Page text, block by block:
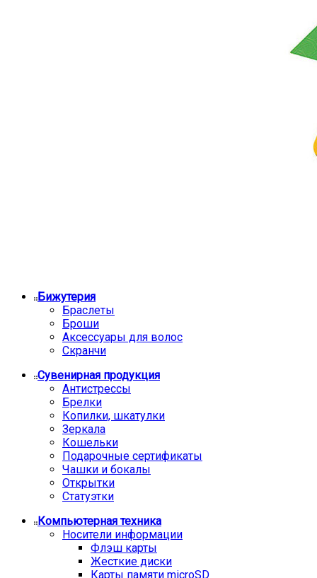
Бижутерия
Браслеты
Броши
Аксессуары для волос
Скранчи
Сувенирная продукция
Антистрессы
Брелки
Копилки, шкатулки
Зеркала
Кошельки
Подарочные сертификаты
Чашки и бокалы
Открытки
Статуэтки
Компьютерная техника
Носители информации
Флэш карты
Жесткие диски
Карты памяти microSD